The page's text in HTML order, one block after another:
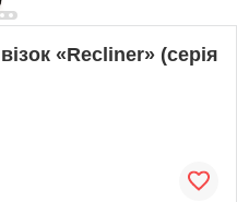
«Recliner» (серія